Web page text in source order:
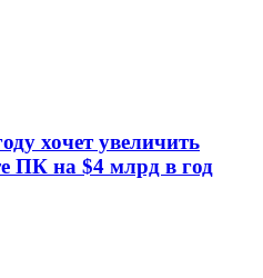
хочет увеличить
ПК на $4 млрд в год